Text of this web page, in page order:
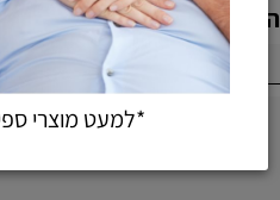
הוספת חוות דעת
*למעט מוצרי